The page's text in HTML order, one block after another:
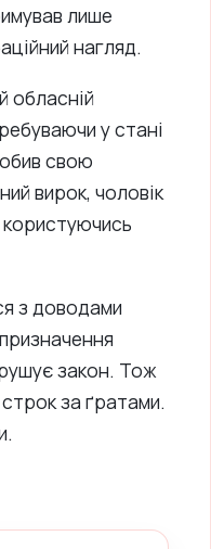
лише
нагляд.
обласній
у стані
свою
вирок, чоловік
з доводами
закон. Тож
за ґратами.